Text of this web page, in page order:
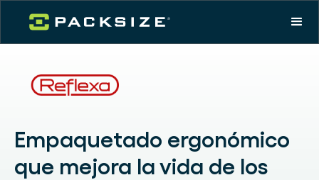
Empaquetado ergonómico
que mejora la vida de los